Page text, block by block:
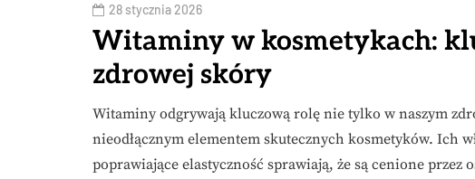
28 stycznia 2026
Witaminy w kosmetykach:
zdrowej skóry
Witaminy odgrywają kluczową rolę nie tylko w naszym
nieodłącznym elementem skutecznych kosmetyków. Ich
poprawiające elastyczność sprawiają, że są cenione przez